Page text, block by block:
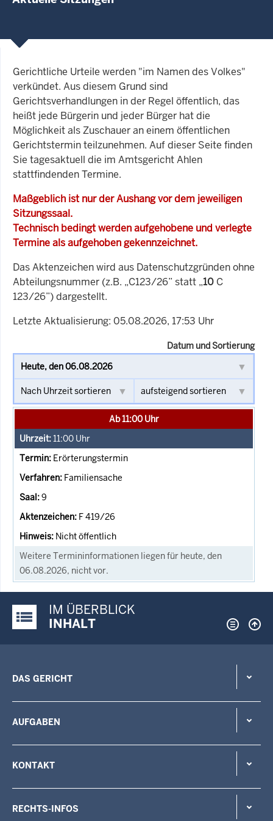
Gerichtliche Urteile werden "im Namen des Volkes"
verkündet. Aus diesem Grund sind
Gerichtsverhandlungen in der Regel öffentlich, das
heißt jede Bürgerin und jeder Bürger hat die
Möglichkeit als Zuschauer an einem öffentlichen
Gerichtstermin teilzunehmen. Auf dieser Seite finden
Sie tagesaktuell die im Amtsgericht Ahlen
stattfindenden Termine.
Maßgeblich ist nur der Aushang vor dem jeweiligen
Sitzungssaal.
Technisch bedingt werden aufgehobene und verlegte
Termine als aufgehoben gekennzeichnet.
Das Aktenzeichen wird aus Datenschutzgründen ohne
Abteilungsnummer (z.B. „C123/26” statt „10 C
123/26”) dargestellt.
Letzte Aktualisierung: 05.08.2026, 17:53 Uhr
Datum und Sortierung
Ab 11:00 Uhr
11:00 Uhr
Erörterungstermin
Familiensache
9
F 419/26
Nicht öffentlich
Weitere Termininformationen liegen für heute, den
06.08.2026, nicht vor.
Justiz-Portal im Überblick:
IM ÜBERBLICK
INHALT
DAS GERICHT
AUFGABEN
KONTAKT
RECHTS-INFOS